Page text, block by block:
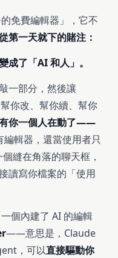
免費編輯器」，它不
第一天就下的賭注：
成了「AI 和人」。
一部分，然後讓
你改、幫你續、幫你
你一個人在動了——
輯器，還當使用者只
縫在角落的聊天框，
讀寫你檔案的「使用
個內建了 AI 的編輯
——意思是，Claude
，可以直接驅動你